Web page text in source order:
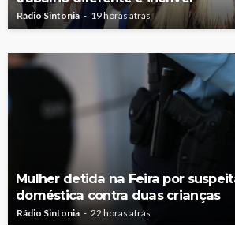
Rádio Sintonia 19 horas atrás
Mulher detida na Feira por
doméstica contra duas crianças
Rádio Sintonia 22 horas atrás